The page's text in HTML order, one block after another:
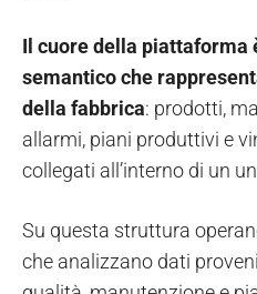
Il cuore della piattaforma
semantico che
della fabbrica: prodotti,
allarmi, piani produttivi e
collegati all’interno di un
Su questa struttura
che analizzano dati